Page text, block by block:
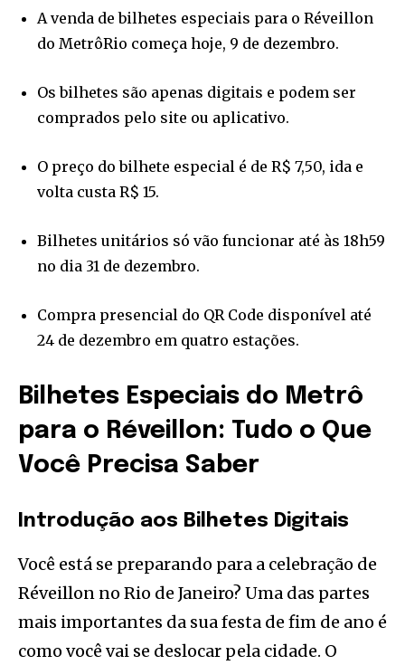
A venda de bilhetes especiais para o Réveillon
do MetrôRio começa hoje, 9 de dezembro.
Os bilhetes são apenas digitais e podem ser
comprados pelo site ou aplicativo.
O preço do bilhete especial é de R$ 7,50, ida e
volta custa R$ 15.
Bilhetes unitários só vão funcionar até às 18h59
no dia 31 de dezembro.
Compra presencial do QR Code disponível até
24 de dezembro em quatro estações.
Bilhetes Especiais do Metrô
para o Réveillon: Tudo o Que
Você Precisa Saber
Introdução aos Bilhetes Digitais
Você está se preparando para a celebração de
Réveillon no Rio de Janeiro? Uma das partes
mais importantes da sua festa de fim de ano é
como você vai se deslocar pela cidade. O